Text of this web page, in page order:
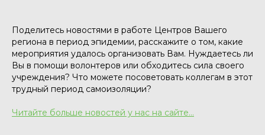
Поделитесь новостями в работе Центров Вашего
региона в период эпидемии, расскажите о том, какие
мероприятия удалось организовать Вам. Нуждаетесь ли
Вы в помощи волонтеров или обходитесь сила своего
учреждения? Что можете посоветовать коллегам в этот
трудный период самоизоляции?
Читайте больше новостей у нас на сайте…